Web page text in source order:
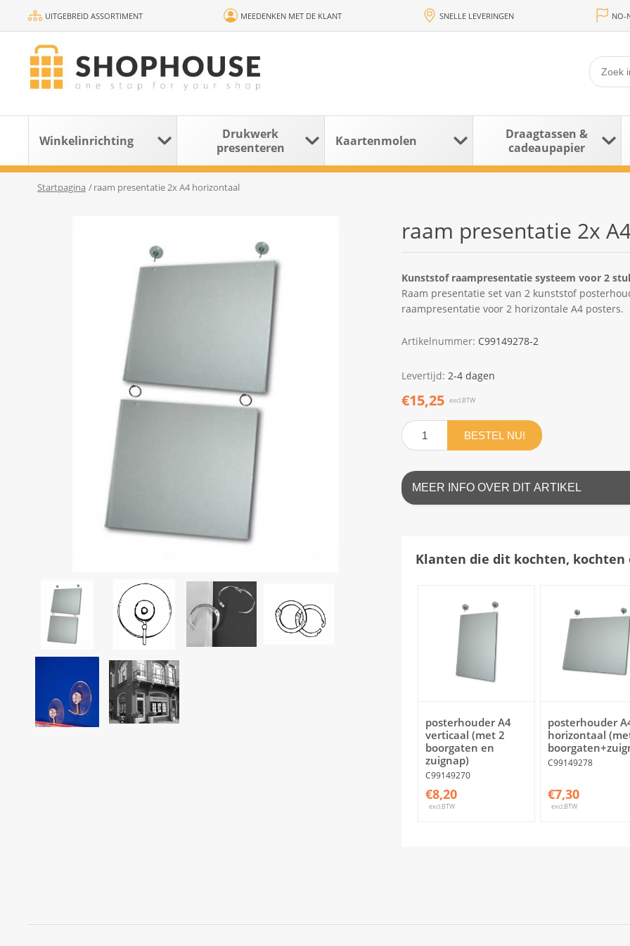
UITGEBREID ASSORTIMENT MEEDENKEN MET DE KLANT SNELLE LEVERINGEN NO-
Winkelinrichting
Drukwerk
presenteren
Kaartenmolen
Draagtassen &
cadeaupapier
Startpagina /raam presentatie 2x A4 horizontaal
raam presentatie 2x
Kunststof raampresentatie systeem voor 2
Raam presentatie set van 2 kunststof
raampresentatie voor 2 horizontale A4 posters.
Artikelnummer: C99149278-2
Levertijd: 2-4 dagen
€15,25 excl.BTW
BESTEL NU!
MEER INFO OVER DIT ARTIKEL
Klanten die dit kochten, kochten
posterhouder A4
verticaal (met 2
boorgaten en
zuignap)
C99149270
€8,20
excl.BTW
posterhouder
horizontaal
C99149278
€7,30
excl.BTW